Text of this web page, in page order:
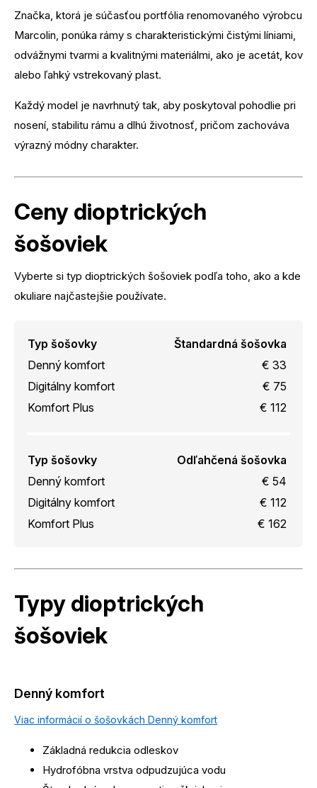
Značka, ktorá je súčasťou portfólia renomovaného výrobcu
Marcolin, ponúka rámy s charakteristickými čistými líniami,
odvážnymi tvarmi a kvalitnými materiálmi, ako je acetát, kov
alebo ľahký vstrekovaný plast.
Každý model je navrhnutý tak, aby poskytoval pohodlie pri
nosení, stabilitu rámu a dlhú životnosť, pričom zachováva
výrazný módny charakter.
Ceny dioptrických
šošoviek
Vyberte si typ dioptrických šošoviek podľa toho, ako a kde
okuliare najčastejšie používate.
Typ šošovky
Štandardná šošovka
Denný komfort
€ 33
Digitálny komfort
€ 75
Komfort Plus
€ 112
Typ šošovky
Odľahčená šošovka
Denný komfort
€ 54
Digitálny komfort
€ 112
Komfort Plus
€ 162
Typy dioptrických
šošoviek
Denný komfort
Viac informácií o šošovkách Denný komfort
Základná redukcia odleskov
Hydrofóbna vrstva odpudzujúca vodu